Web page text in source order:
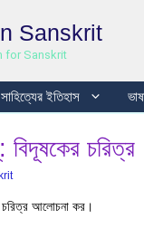
Sanskrit
for Sanskrit
সাহিত্যের ইতিহাস
চরিত্র
চরিত্র আলোচনা কর।